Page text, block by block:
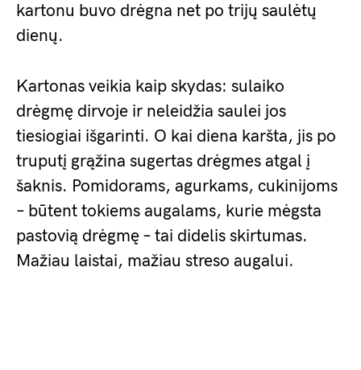
kartonu buvo drėgna net po trijų saulėtų
dienų.
Kartonas veikia kaip skydas: sulaiko
drėgmę dirvoje ir neleidžia saulei jos
tiesiogiai išgarinti. O kai diena karšta, jis po
truputį grąžina sugertas drėgmes atgal į
šaknis. Pomidorams, agurkams, cukinijoms
– būtent tokiems augalams, kurie mėgsta
pastovią drėgmę – tai didelis skirtumas.
Mažiau laistai, mažiau streso augalui.